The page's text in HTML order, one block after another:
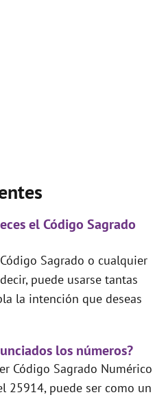
el Código Sagrado
Sagrado o cualquier
puede usarse tantas
la intención que deseas
los números?
Código Sagrado Numérico
25914, puede ser como un